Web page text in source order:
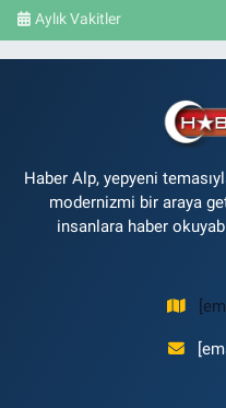
Aylık Vakitler
Haber Alp, yepyeni
modernizmi bir araya
insanlara haber